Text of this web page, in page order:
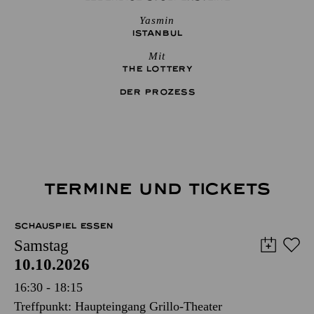
Yasmin
ISTANBUL
Mit
THE ­LOTTERY
DER PROZESS
TERMINE UND TICKETS
SCHAUSPIEL ESSEN
Samstag
10.10.2026
16:30 - 18:15
Treffpunkt: Haupteingang Grillo-Theater